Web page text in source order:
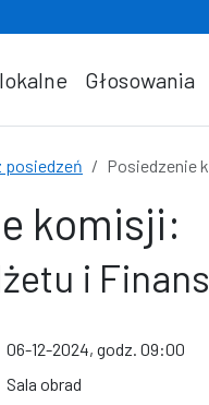
Głosowania
posiedzeń Posiedzenie
komisji:
i
06-12-2024, godz. 09:00
Sala obrad